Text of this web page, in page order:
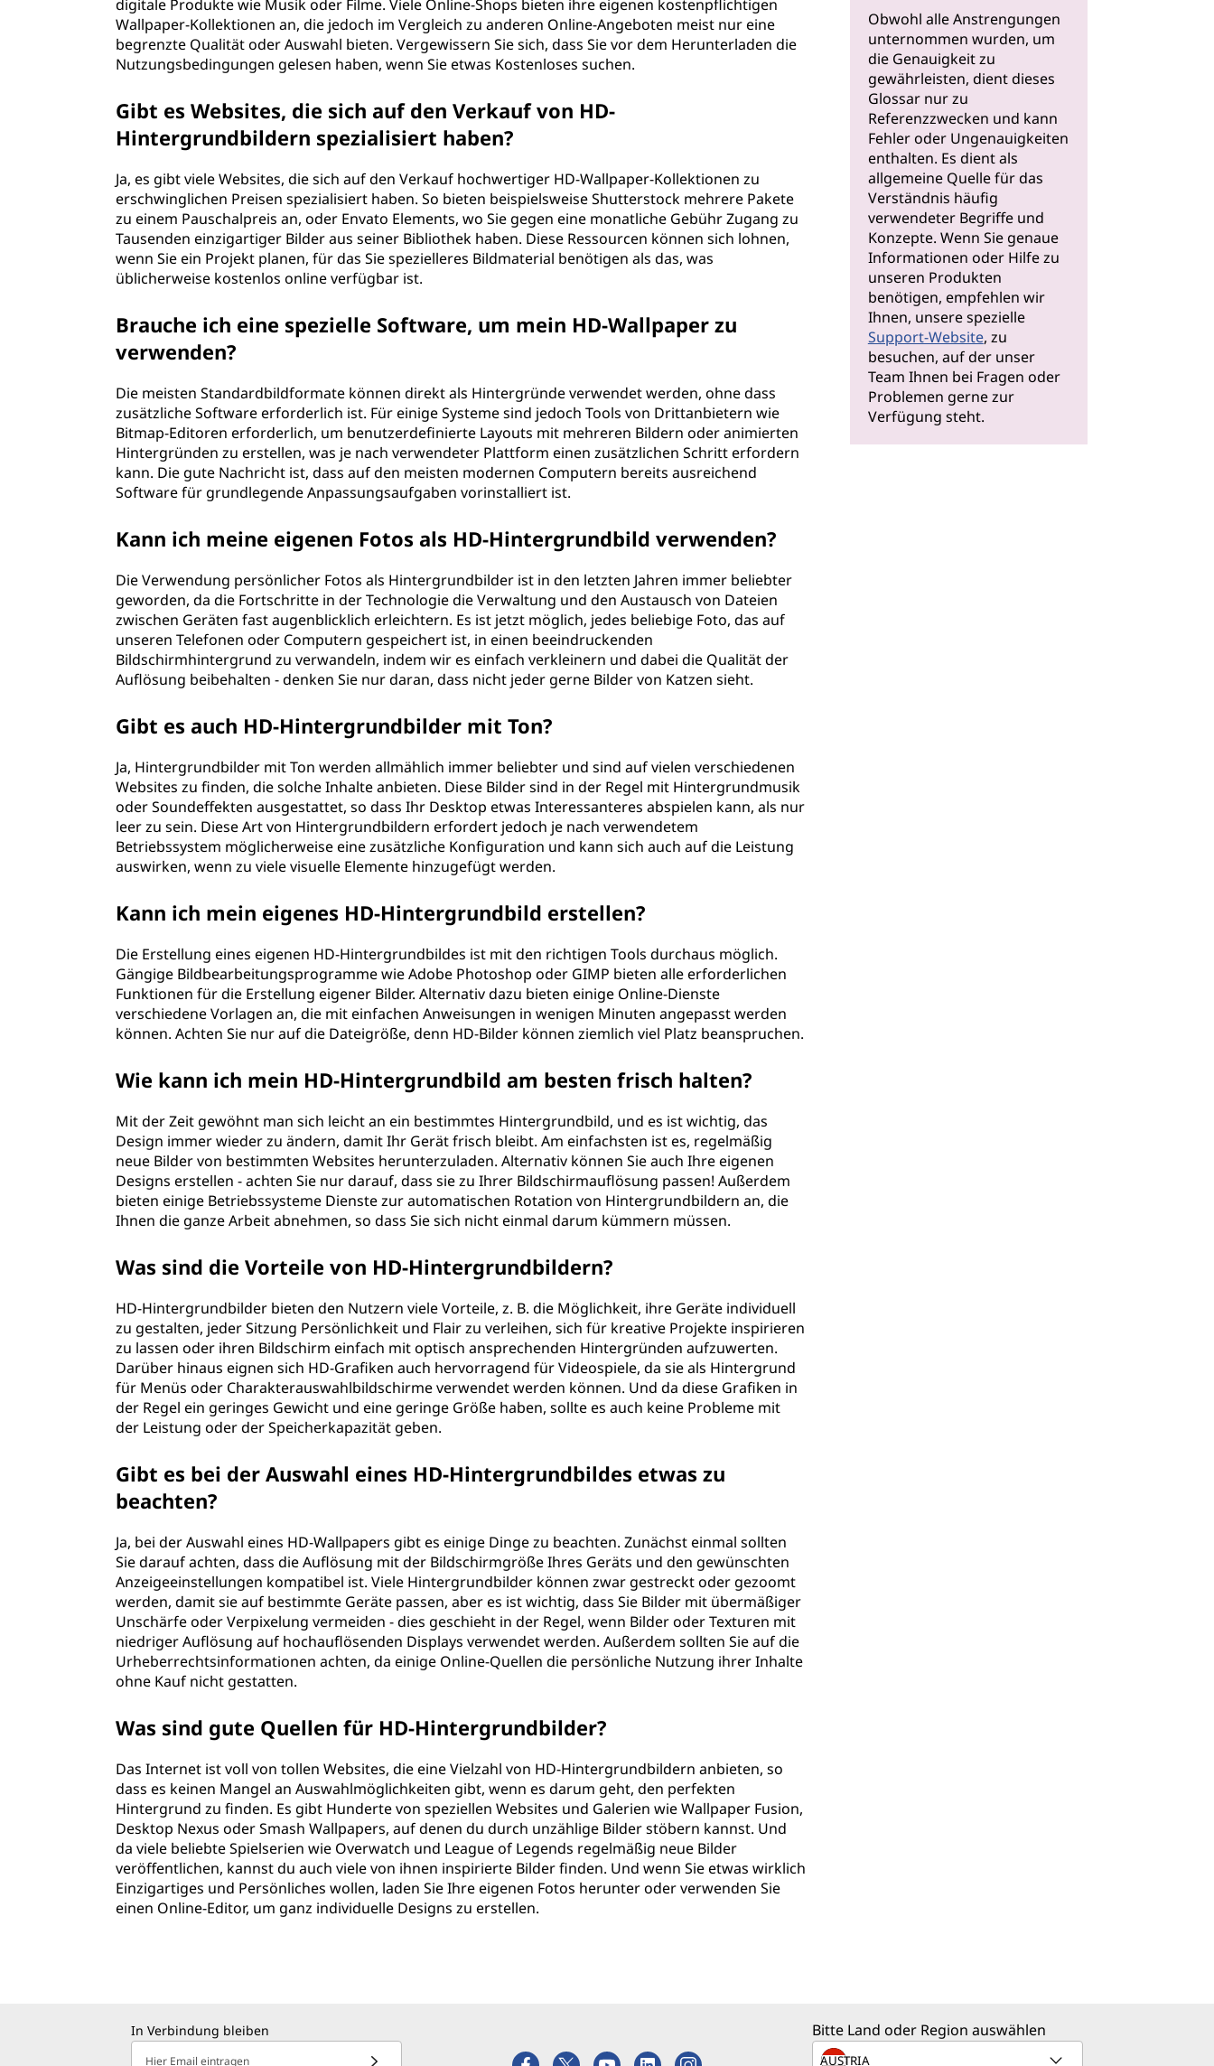
digitale Produkte wie Musik oder Filme. Viele Online-Shops bieten ihre eigenen kostenpflichtigen
Wallpaper-Kollektionen an, die jedoch im Vergleich zu anderen Online-Angeboten meist nur eine
begrenzte Qualität oder Auswahl bieten. Vergewissern Sie sich, dass Sie vor dem Herunterladen die
Nutzungsbedingungen gelesen haben, wenn Sie etwas Kostenloses suchen.
Gibt es Websites, die sich auf den Verkauf von HD-
Hintergrundbildern spezialisiert haben?
Ja, es gibt viele Websites, die sich auf den Verkauf hochwertiger HD-Wallpaper-Kollektionen zu
erschwinglichen Preisen spezialisiert haben. So bieten beispielsweise Shutterstock mehrere Pakete
zu einem Pauschalpreis an, oder Envato Elements, wo Sie gegen eine monatliche Gebühr Zugang zu
Tausenden einzigartiger Bilder aus seiner Bibliothek haben. Diese Ressourcen können sich lohnen,
wenn Sie ein Projekt planen, für das Sie spezielleres Bildmaterial benötigen als das, was
üblicherweise kostenlos online verfügbar ist.
Brauche ich eine spezielle Software, um mein HD-Wallpaper zu
verwenden?
Die meisten Standardbildformate können direkt als Hintergründe verwendet werden, ohne dass
zusätzliche Software erforderlich ist. Für einige Systeme sind jedoch Tools von Drittanbietern wie
Bitmap-Editoren erforderlich, um benutzerdefinierte Layouts mit mehreren Bildern oder animierten
Hintergründen zu erstellen, was je nach verwendeter Plattform einen zusätzlichen Schritt erfordern
kann. Die gute Nachricht ist, dass auf den meisten modernen Computern bereits ausreichend
Software für grundlegende Anpassungsaufgaben vorinstalliert ist.
Kann ich meine eigenen Fotos als HD-Hintergrundbild verwenden?
Die Verwendung persönlicher Fotos als Hintergrundbilder ist in den letzten Jahren immer beliebter
geworden, da die Fortschritte in der Technologie die Verwaltung und den Austausch von Dateien
zwischen Geräten fast augenblicklich erleichtern. Es ist jetzt möglich, jedes beliebige Foto, das auf
unseren Telefonen oder Computern gespeichert ist, in einen beeindruckenden
Bildschirmhintergrund zu verwandeln, indem wir es einfach verkleinern und dabei die Qualität der
Auflösung beibehalten - denken Sie nur daran, dass nicht jeder gerne Bilder von Katzen sieht.
Gibt es auch HD-Hintergrundbilder mit Ton?
Ja, Hintergrundbilder mit Ton werden allmählich immer beliebter und sind auf vielen verschiedenen
Websites zu finden, die solche Inhalte anbieten. Diese Bilder sind in der Regel mit Hintergrundmusik
oder Soundeffekten ausgestattet, so dass Ihr Desktop etwas Interessanteres abspielen kann, als nur
leer zu sein. Diese Art von Hintergrundbildern erfordert jedoch je nach verwendetem
Betriebssystem möglicherweise eine zusätzliche Konfiguration und kann sich auch auf die Leistung
auswirken, wenn zu viele visuelle Elemente hinzugefügt werden.
Kann ich mein eigenes HD-Hintergrundbild erstellen?
Die Erstellung eines eigenen HD-Hintergrundbildes ist mit den richtigen Tools durchaus möglich.
Gängige Bildbearbeitungsprogramme wie Adobe Photoshop oder GIMP bieten alle erforderlichen
Funktionen für die Erstellung eigener Bilder. Alternativ dazu bieten einige Online-Dienste
verschiedene Vorlagen an, die mit einfachen Anweisungen in wenigen Minuten angepasst werden
können. Achten Sie nur auf die Dateigröße, denn HD-Bilder können ziemlich viel Platz beanspruchen.
Wie kann ich mein HD-Hintergrundbild am besten frisch halten?
Mit der Zeit gewöhnt man sich leicht an ein bestimmtes Hintergrundbild, und es ist wichtig, das
Design immer wieder zu ändern, damit Ihr Gerät frisch bleibt. Am einfachsten ist es, regelmäßig
neue Bilder von bestimmten Websites herunterzuladen. Alternativ können Sie auch Ihre eigenen
Designs erstellen - achten Sie nur darauf, dass sie zu Ihrer Bildschirmauflösung passen! Außerdem
bieten einige Betriebssysteme Dienste zur automatischen Rotation von Hintergrundbildern an, die
Ihnen die ganze Arbeit abnehmen, so dass Sie sich nicht einmal darum kümmern müssen.
Was sind die Vorteile von HD-Hintergrundbildern?
HD-Hintergrundbilder bieten den Nutzern viele Vorteile, z. B. die Möglichkeit, ihre Geräte individuell
zu gestalten, jeder Sitzung Persönlichkeit und Flair zu verleihen, sich für kreative Projekte inspirieren
zu lassen oder ihren Bildschirm einfach mit optisch ansprechenden Hintergründen aufzuwerten.
Darüber hinaus eignen sich HD-Grafiken auch hervorragend für Videospiele, da sie als Hintergrund
für Menüs oder Charakterauswahlbildschirme verwendet werden können. Und da diese Grafiken in
der Regel ein geringes Gewicht und eine geringe Größe haben, sollte es auch keine Probleme mit
der Leistung oder der Speicherkapazität geben.
Gibt es bei der Auswahl eines HD-Hintergrundbildes etwas zu
beachten?
Ja, bei der Auswahl eines HD-Wallpapers gibt es einige Dinge zu beachten. Zunächst einmal sollten
Sie darauf achten, dass die Auflösung mit der Bildschirmgröße Ihres Geräts und den gewünschten
Anzeigeeinstellungen kompatibel ist. Viele Hintergrundbilder können zwar gestreckt oder gezoomt
werden, damit sie auf bestimmte Geräte passen, aber es ist wichtig, dass Sie Bilder mit übermäßiger
Unschärfe oder Verpixelung vermeiden - dies geschieht in der Regel, wenn Bilder oder Texturen mit
niedriger Auflösung auf hochauflösenden Displays verwendet werden. Außerdem sollten Sie auf die
Urheberrechtsinformationen achten, da einige Online-Quellen die persönliche Nutzung ihrer Inhalte
ohne Kauf nicht gestatten.
Was sind gute Quellen für HD-Hintergrundbilder?
Das Internet ist voll von tollen Websites, die eine Vielzahl von HD-Hintergrundbildern anbieten, so
dass es keinen Mangel an Auswahlmöglichkeiten gibt, wenn es darum geht, den perfekten
Hintergrund zu finden. Es gibt Hunderte von speziellen Websites und Galerien wie Wallpaper Fusion,
Desktop Nexus oder Smash Wallpapers, auf denen du durch unzählige Bilder stöbern kannst. Und
da viele beliebte Spielserien wie Overwatch und League of Legends regelmäßig neue Bilder
veröffentlichen, kannst du auch viele von ihnen inspirierte Bilder finden. Und wenn Sie etwas wirklich
Einzigartiges und Persönliches wollen, laden Sie Ihre eigenen Fotos herunter oder verwenden Sie
einen Online-Editor, um ganz individuelle Designs zu erstellen.
Obwohl alle Anstrengungen
unternommen wurden, um
die Genauigkeit zu
gewährleisten, dient dieses
Glossar nur zu
Referenzzwecken und kann
Fehler oder Ungenauigkeiten
enthalten. Es dient als
allgemeine Quelle für das
Verständnis häufig
verwendeter Begriffe und
Konzepte. Wenn Sie genaue
Informationen oder Hilfe zu
unseren Produkten
benötigen, empfehlen wir
Ihnen, unsere spezielle
Support-Website, zu
besuchen, auf der unser
Team Ihnen bei Fragen oder
Problemen gerne zur
Verfügung steht.
In Verbindung bleiben
Hier Email eintragen
Bitte Land oder Region auswählen